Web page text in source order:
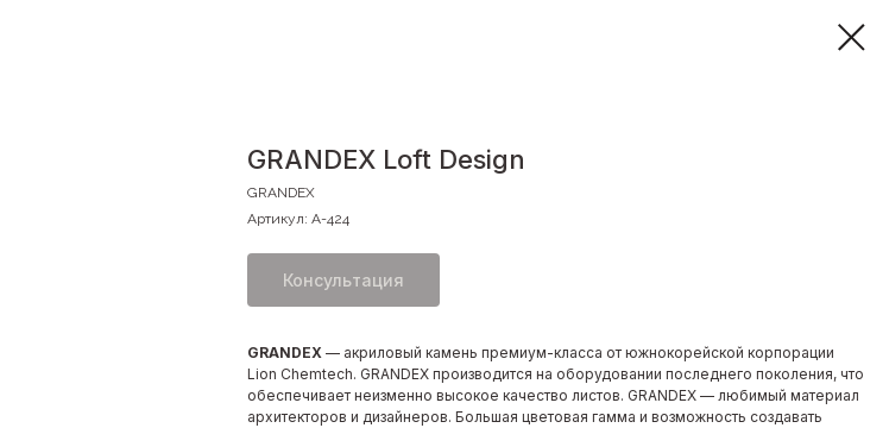
GRANDEX Loft Design
GRANDEX
Артикул: A-424
Консультация
GRANDEX — акриловый камень премиум-класса от южнокорейской корпорации
Lion Chemtech. GRANDEX производится на оборудовании последнего поколения, что
обеспечивает неизменно высокое качество листов. GRANDEX — любимый материал
архитекторов и дизайнеров. Большая цветовая гамма и возможность создавать